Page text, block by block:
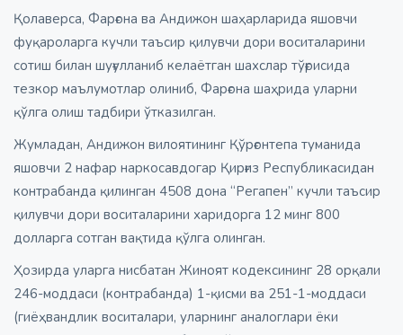
Қолаверса, Фарғона ва Андижон шаҳарларида яшовчи
фуқароларга кучли таъсир қилувчи дори воситаларини
сотиш билан шуғулланиб келаётган шахслар тўғрисида
тезкор маълумотлар олиниб, Фарғона шаҳрида уларни
қўлга олиш тадбири ўтказилган.
Жумладан, Андижон вилоятининг Қўрғонтепа туманида
яшовчи 2 нафар наркосавдогар Қирғиз Республикасидан
контрабанда қилинган 4508 дона “Регапен” кучли таъсир
қилувчи дори воситаларини харидорга 12 минг 800
долларга сотган вақтида қўлга олинган.
Ҳозирда уларга нисбатан Жиноят кодексининг 28 орқали
246-моддаси (контрабанда) 1-қисми ва 251-1-моддаси
(гиёҳвандлик воситалари, уларнинг аналоглари ёки